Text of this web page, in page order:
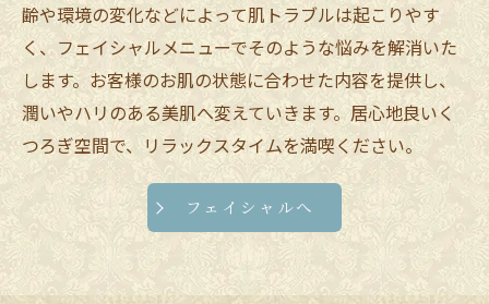
齢や環境の変化などによって肌トラブルは起こりやす
く、フェイシャルメニューでそのような悩みを解消いた
します。お客様のお肌の状態に合わせた内容を提供し、
潤いやハリのある美肌へ変えていきます。居心地良いく
つろぎ空間で、リラックスタイムを満喫ください。
フェイシャルへ